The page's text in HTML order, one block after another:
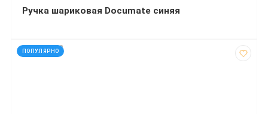
Ручка шариковая Documate синяя
ПОПУЛЯРНО
код: 290313